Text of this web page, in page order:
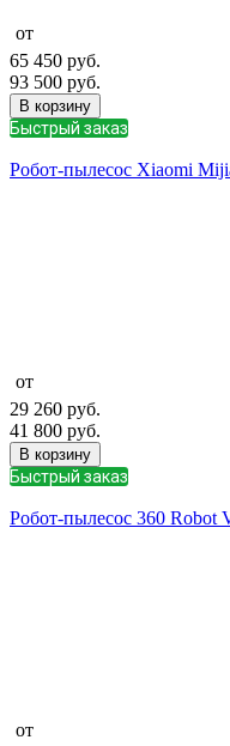
от
65 450 руб.
93 500 руб.
В корзину
Быстрый заказ
Робот-пылесос Xiaomi
от
29 260 руб.
41 800 руб.
В корзину
Быстрый заказ
Робот-пылесос 360 Robot
от